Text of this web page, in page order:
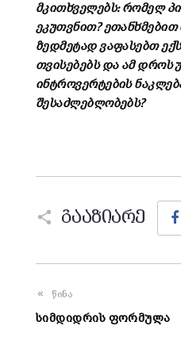
მკითხველებს: რომელ
ეკუთვნით?
ზედმეტად ვაფასებთ
თვისებებს და ამ დროს
ინტროვერტების
შესაძლებლობებს?
გააზიარე
წინა
სიმდიდრის ფორმულა